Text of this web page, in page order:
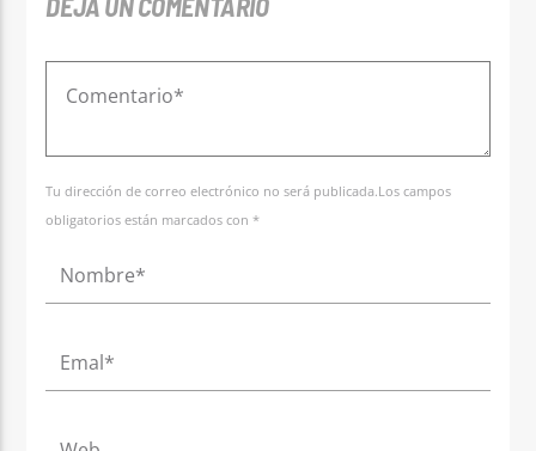
DEJA UN COMENTARIO
Tu dirección de correo electrónico no será publicada.Los campos
obligatorios están marcados con *